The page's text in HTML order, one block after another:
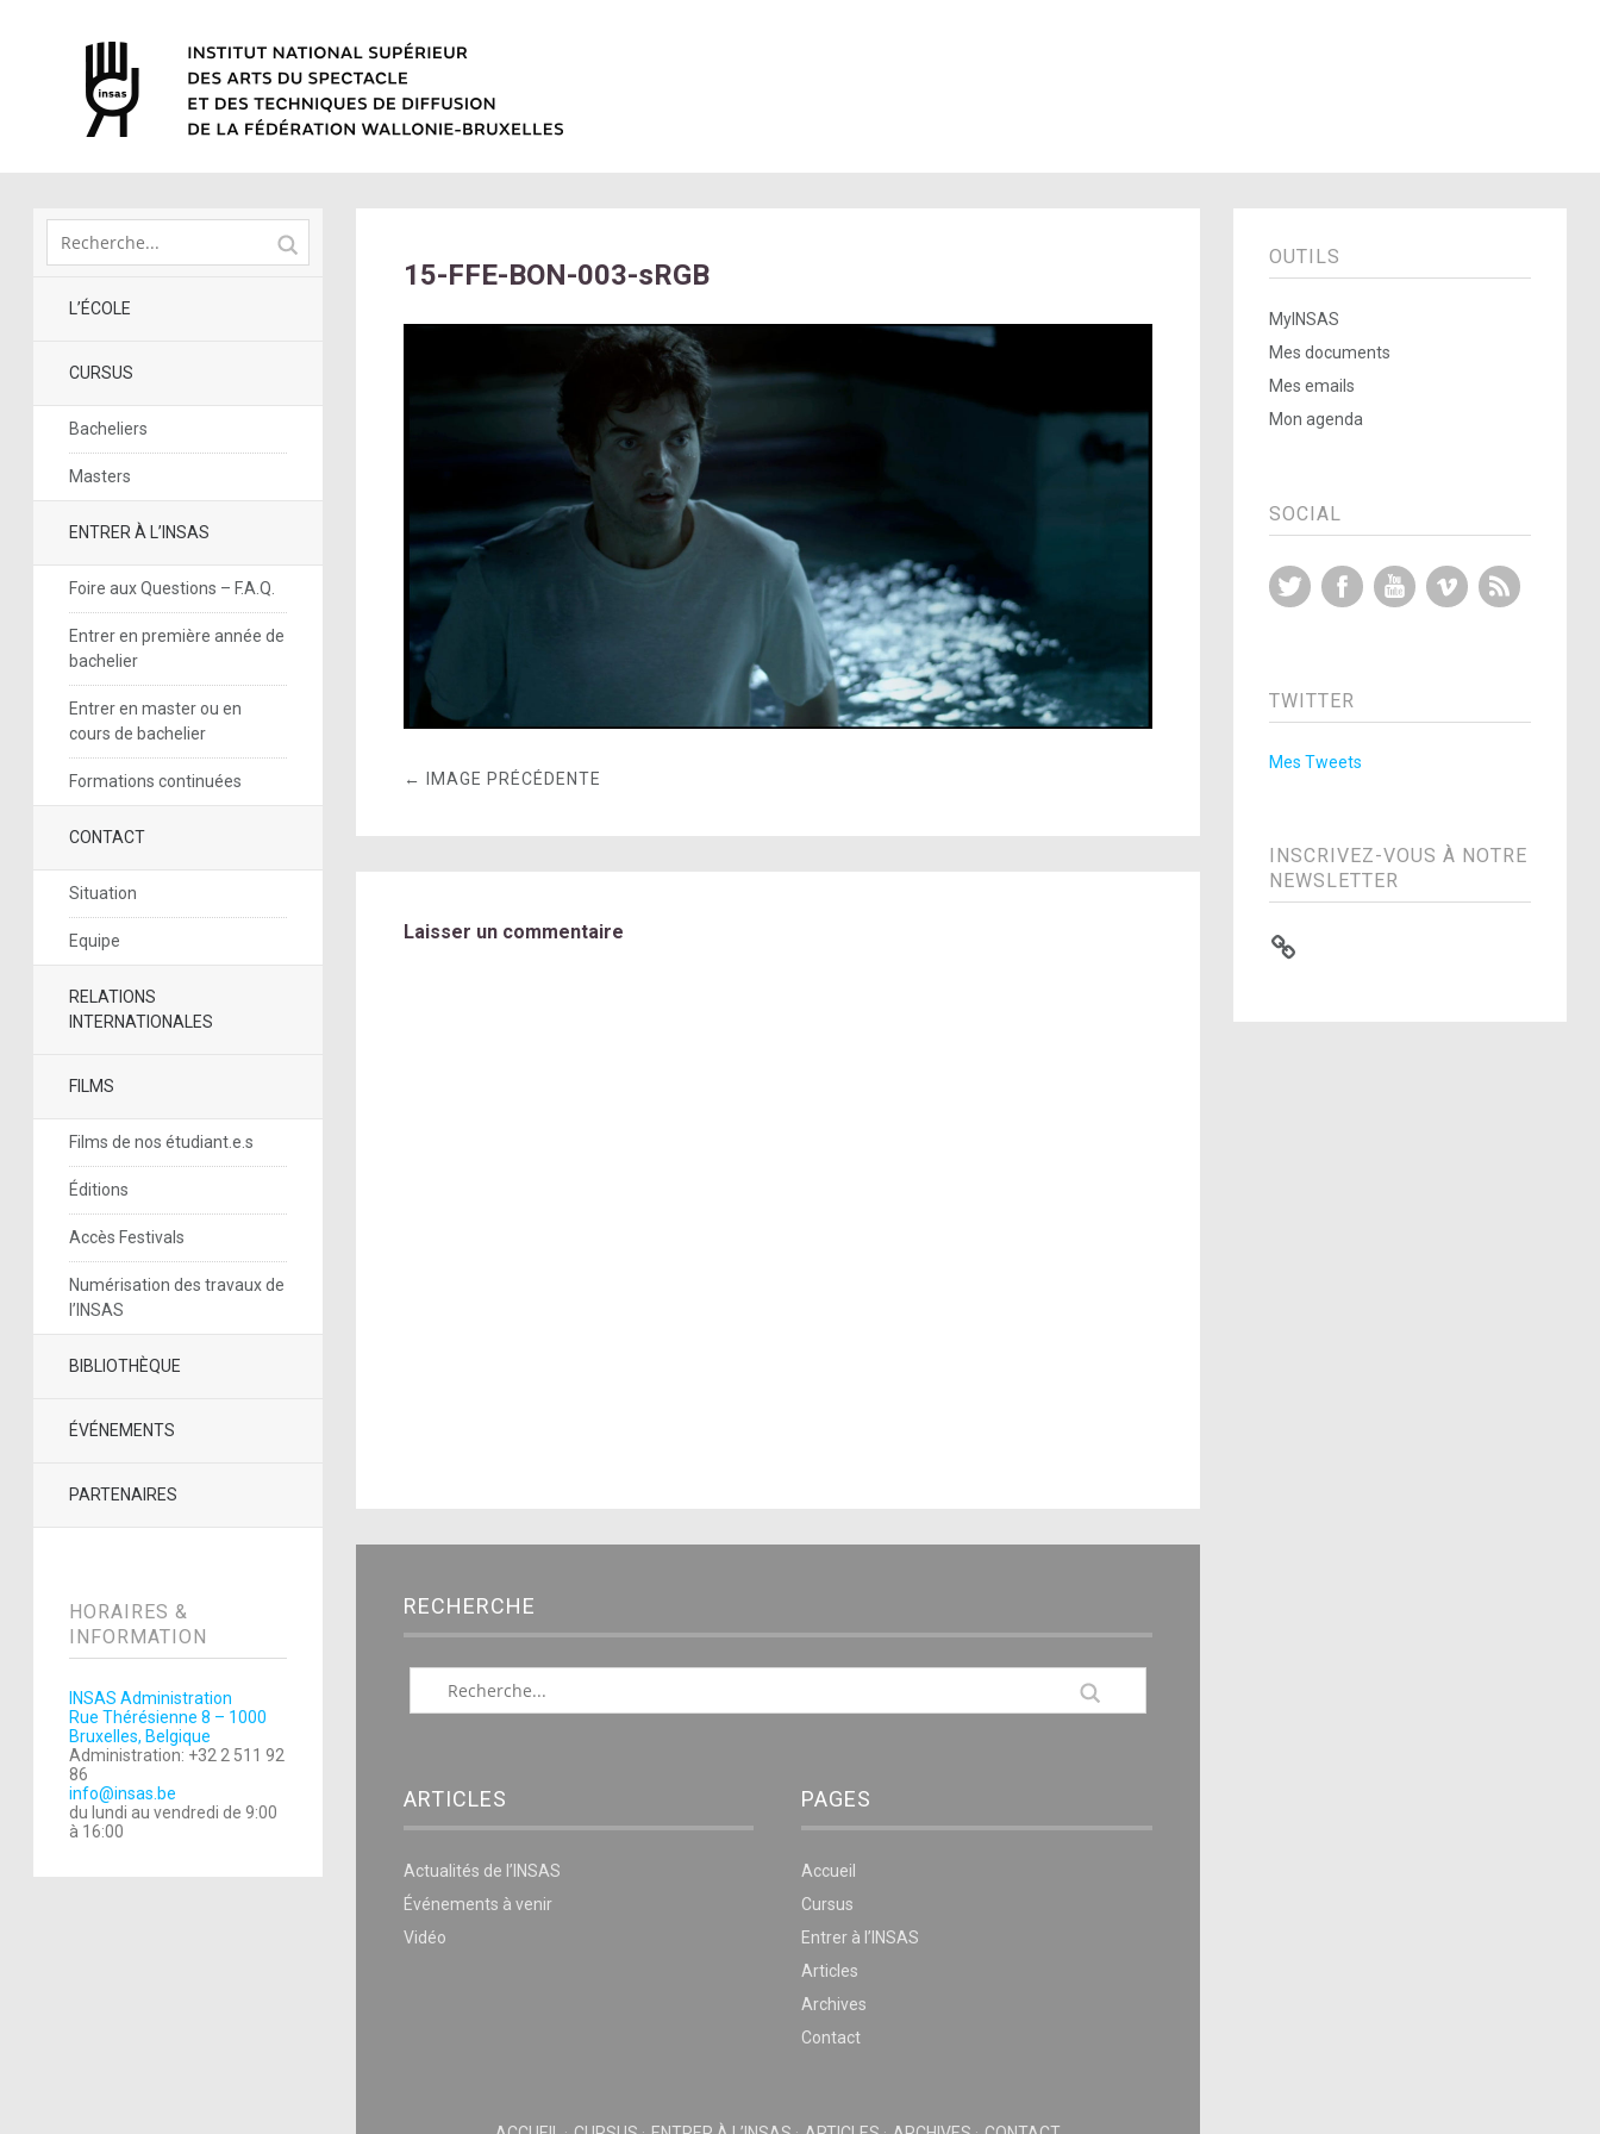
L’ÉCOLE
CURSUS
Bacheliers
Masters
ENTRER À L’INSAS
Foire aux Questions – F.A.Q.
Entrer en première année de
bachelier
Entrer en master ou en
cours de bachelier
Formations continuées
CONTACT
Situation
Equipe
RELATIONS
INTERNATIONALES
FILMS
Films de nos étudiant.e.s
Éditions
Accès Festivals
Numérisation des travaux de
l’INSAS
BIBLIOTHÈQUE
ÉVÉNEMENTS
PARTENAIRES
HORAIRES &
INFORMATION
INSAS Administration
Rue Thérésienne 8 – 1000
Bruxelles, Belgique
Administration: +32 2 511 92
86
info@insas.be
du lundi au vendredi de 9:00
à 16:00
15-FFE-BON-003-sRGB
← IMAGE PRÉCÉDENTE
Laisser un commentaire
RECHERCHE
ARTICLES
Actualités de l’INSAS
Événements à venir
Vidéo
PAGES
Accueil
Cursus
Entrer à l’INSAS
Articles
Archives
Contact
OUTILS
MyINSAS
Mes documents
Mes emails
Mon agenda
SOCIAL
Twitter FacebookYouTubeVimeo
TWITTER
Mes Tweets
INSCRIVEZ-VOUS À NOTRE
NEWSLETTER